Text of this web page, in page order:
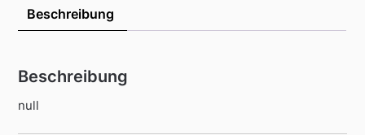
Beschreibung
Beschreibung
null